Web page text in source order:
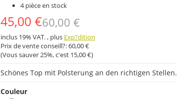
4 pièce en stock
45,00 €60,00 €
inclus 19% VAT. , plus Exp?dition
Prix ​​de vente conseill?:60,00 €
(Vous sauver 25%, c'est 15,00 €)
Schönes Top mit Polsterung an den richtigen Stellen.
Couleur